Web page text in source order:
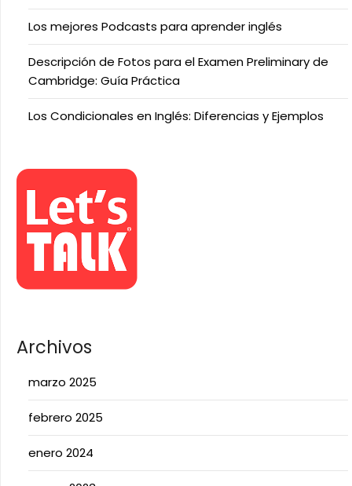
Los mejores Podcasts para aprender inglés
Descripción de Fotos para el Examen Preliminary de
Cambridge: Guía Práctica
Los Condicionales en Inglés: Diferencias y Ejemplos
Archivos
marzo 2025
febrero 2025
enero 2024